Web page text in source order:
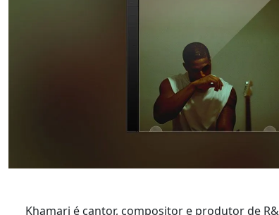
Khamari é cantor, compositor e produtor de